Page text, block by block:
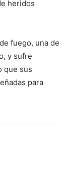
heridos
fuego, una de
y sufre
que sus
para